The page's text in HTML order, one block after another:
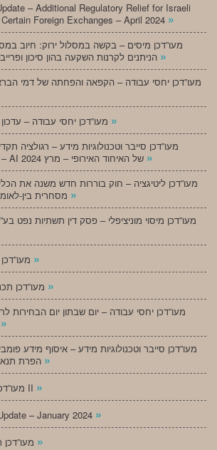
– Additional Regulatory Relief for Israeli
Foreign Exchanges – April 2024 »
מעו”דכן מיסים – בקשה במסלול ירוק: חיוב
»
»
מעו”דכן סייבר וטכנולוגיות מידע – רגולציה
»
מעו”דכן ליטיגציה – חוק בוררות חדש משנה את
»
מעו”דכן מיסוי מוניציפלי – פסק דין תשתיות נפט
»
»
מעו”דכן יחסי עבודה – יום שבתון יום הבחירות
»
מעו”דכן סייבר וטכנולוגיות מידע – איסוף מידע
»
מעו”דכן ליטיגציה – ינואר 2024 II »
– January 2024 »
»